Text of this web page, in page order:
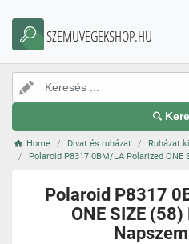
SZEMUVEGEKSHOP.HU
Home Divat és ruházat Ruházat
Polaroid P8317 0BM/LA Polarized ONE
Polaroid P8317
ONE SIZE